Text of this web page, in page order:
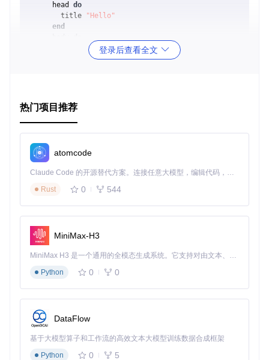
      head
do
        title
"Hello"
end
"Hello, "
@target, :class => 'big'
end
end
字体的文本的HTML页面。
此外，Erector还提供了一个简单的混入（mixin）模式，使得
这行代码会在上下文中添加Erector的功能，并生成一个带有特
定类名的大号 div 。
Erector适用于任何需要生成HTML的项目，特别是那些强调代
码组织和可维护性的大型Web应用。它可以用于：
Ruby on Rails应用程序中的视图层
非Rails的Ruby Web应用
登录后查看全文
热门项目推荐
atomcode
Claude Code 的开源替代方案。连接任意大模型，编辑代码，运行命令，自动验证 — 全自动执行。用 Rust 构建，极致性能。 ｜ An open-source alternative to Claude Code. Connect any LLM, edit code, run commands, and verify changes — autonomously. Built in Rust for speed. Get Started
Rust
0 544
MiniMax-H3
MiniMax H3 是一个通用的全模态生成系统。它支持对由文本、图像、视频和音频组成的多模态上下文进行统一理解，并能生成分辨率高达 2K、时长可达 15 秒的带原生立体声音频的视频。得益于面向任务泛化的系统设计，H3 在预训练阶段就已具备广泛的多模态上下文理解与生成能力，能够出色地执行复杂的多模态指令。
Python
0 0
DataFlow
基于大模型算子和工作流的高效文本大模型训练数据合成框架
Python
0 5